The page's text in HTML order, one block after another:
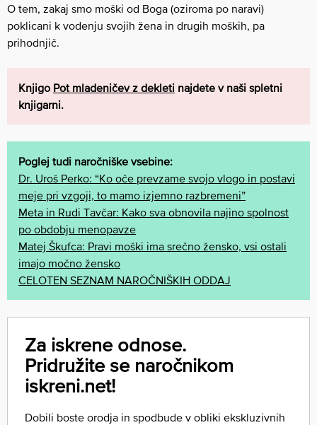
O tem, zakaj smo moški od Boga (oziroma po naravi)
poklicani k vodenju svojih žena in drugih moških, pa
prihodnjič.
Knjigo Pot mladeničev z dekleti najdete v naši spletni
knjigarni.
Poglej tudi naročniške vsebine:
Dr. Uroš Perko: “Ko oče prevzame svojo vlogo in postavi
meje pri vzgoji, to mamo izjemno razbremeni”
Meta in Rudi Tavčar: Kako sva obnovila najino spolnost
po obdobju menopavze
Matej Škufca: Pravi moški ima srečno žensko, vsi ostali
imajo močno žensko
CELOTEN SEZNAM NAROČNIŠKIH ODDAJ
Za iskrene odnose.
Pridružite se naročnikom
iskreni.net!
Dobili boste orodja in spodbude v obliki ekskluzivnih